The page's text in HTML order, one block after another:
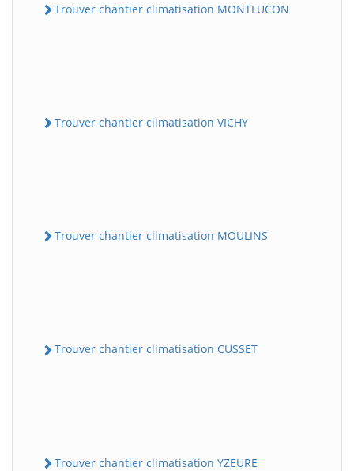
Trouver chantier climatisation MONTLUCON
Trouver chantier climatisation VICHY
Trouver chantier climatisation MOULINS
Trouver chantier climatisation CUSSET
Trouver chantier climatisation YZEURE